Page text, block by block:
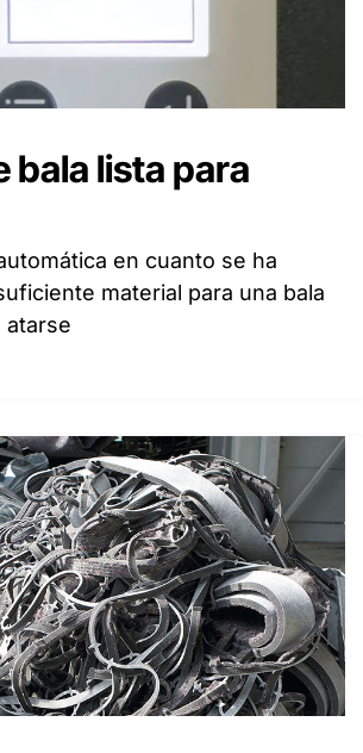
bala lista para
en cuanto se ha
material para una bala
atarse